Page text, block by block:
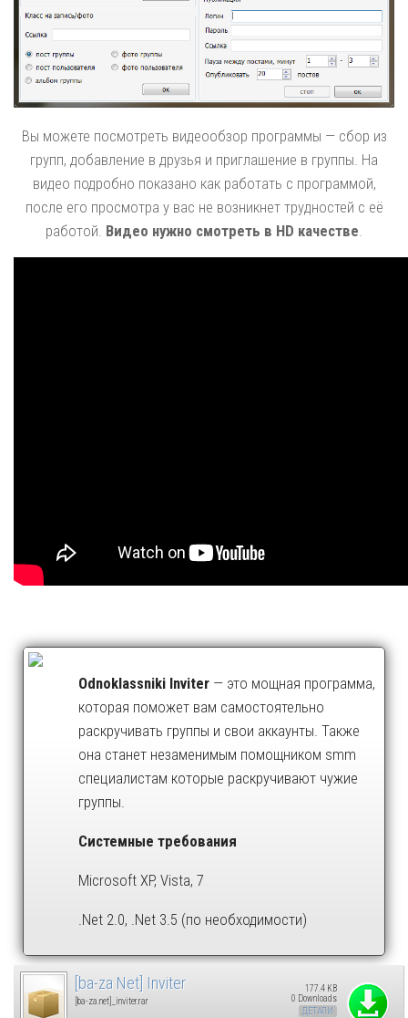
Вы можете посмотреть видеообзор программы — сбор из
групп, добавление в друзья и приглашение в группы. На
видео подробно показано как работать с программой,
после его просмотра у вас не возникнет трудностей с её
работой. Видео нужно смотреть в HD качестве
Odnoklassniki Inviter — это мощная программа,
которая поможет вам самостоятельно
раскручивать группы и свои аккаунты. Также
она станет незаменимым помощником smm
специалистам которые раскручивают чужие
группы.
Системные требования
Microsoft XP, Vista, 7
.Net 2.0, .Net 3.5 (по необходимости)
[ba-za Net] Inviter
[ba-za.net]_inviter.rar
177.4 KB
0 Downloads
ДЕТАЛИ